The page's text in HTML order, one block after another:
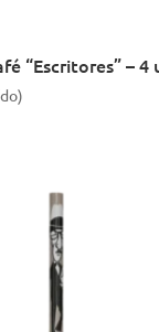
“Escritores” – 4